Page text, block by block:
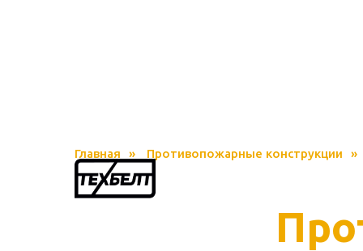
Главная » Противопожарные конструкции »